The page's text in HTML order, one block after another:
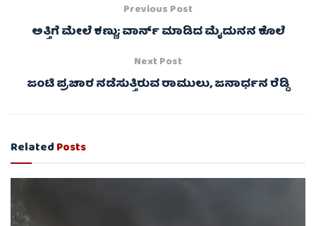
Previous Post
ಅತ್ತಿಗೆ ಮೇಲೆ ಕಣ್ಣು; ವಾರ್ನ್ ಮಾಡಿದ ಮೈದುನನ ಕೊಲೆ
Next Post
ಜಂಟಿ ಪ್ರಚಾರ ನಡೆಸುತ್ತಿರುವ ರಾಮುಲು, ಜನಾರ್ಧನ ರೆಡ್ಡಿ
RelatedPosts